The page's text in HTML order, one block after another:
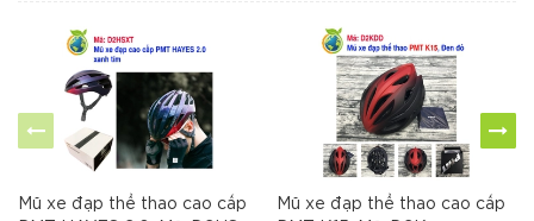
Mũ xe đạp thể thao cao cấp
Mũ xe đạp thể thao cao cấp